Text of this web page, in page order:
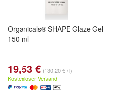
Organicals® SHAPE Glaze Gel
150 ml
19,53 € (130,20 € / l)
Kostenloser Versand